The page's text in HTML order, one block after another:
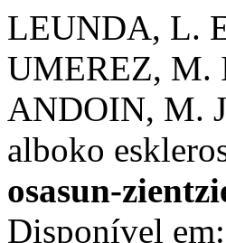
LEUNDA, L.
UMEREZ, M.
ANDOIN, M.
alboko
osasun-
Disponível em: